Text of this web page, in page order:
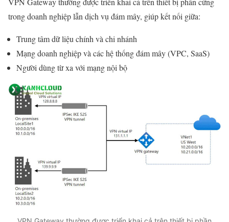
trong doanh nghiệp lẫn dịch vụ đám mây, giúp kết nối giữa:
Trung tâm dữ liệu chính và chi nhánh
Mạng doanh nghiệp và các hệ thống đám mây (VPC, SaaS)
Người dùng từ xa với mạng nội bộ